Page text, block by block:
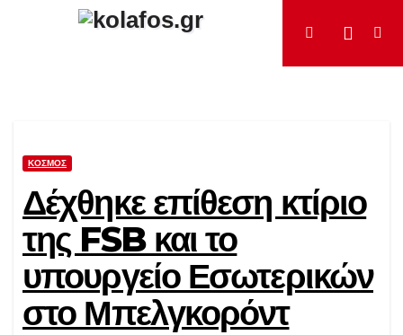
ΚΌΣΜΟΣ
Δέχθηκε επίθεση κτίριο
της FSB και το
υπουργείο Εσωτερικών
στο Μπελγκορόντ